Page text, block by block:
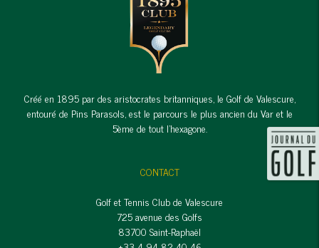
Créé en 1895 par des aristocrates britanniques, le Golf de Valescure,
entouré de Pins Parasols, est le parcours le plus ancien du Var et le
5ème de tout l'hexagone.
CONTACT
Golf et Tennis Club de Valescure
725 avenue des Golfs
83700 Saint-Raphaël